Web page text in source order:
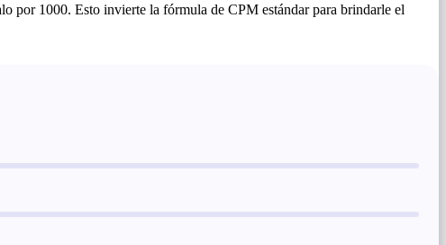
por 1000. Esto invierte la fórmula de CPM estándar para brindarle el